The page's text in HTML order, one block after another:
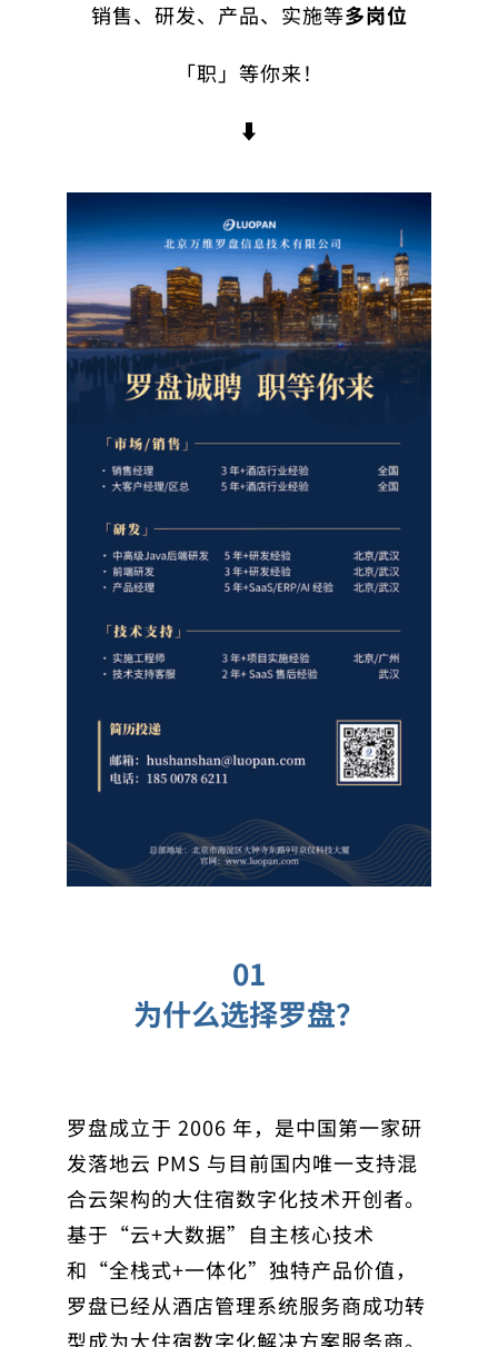
销售、研发、产品、实施等多岗位
「职」等你来！
⬇️
01
为什么选择罗盘？
罗盘成立于 2006 年，是中国第一家研
发落地云 PMS 与目前国内唯一支持混
合云架构的大住宿数字化技术开创者。
基于“云+大数据”自主核心技术
和“全栈式+一体化”独特产品价值，
罗盘已经从酒店管理系统服务商成功转
型成为大住宿数字化解决方案服务商。